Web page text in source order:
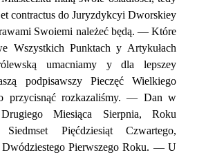
contractus do Juryzdykcyi Dworskiey
Swoiemi należeć będą. — Które
Wszystkich Punktach у Artykułach
umacniamy у dla lepszey
podpisawszy Pieczęć Wielkiego
przycisnąć rozkazaliśmy. — Dan w
Miesiąca Sierpnia, Roku
Pięćdziesiąt Czwartego,
Dwódziestego Pierwszego Roku. — U